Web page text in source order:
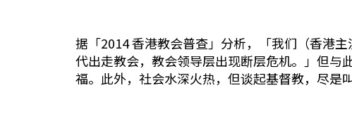
据「2014 香港教会普查」分析，「我们（香港
代出走教会，教会领导层出现断层危机。」但与
福。此外，社会水深火热，但谈起基督教，尽是